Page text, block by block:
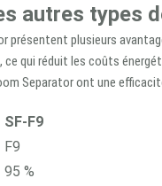
autres types
présentent plusieurs
qui réduit les coûts
Separator ont une
SF-F9
F9
95 %